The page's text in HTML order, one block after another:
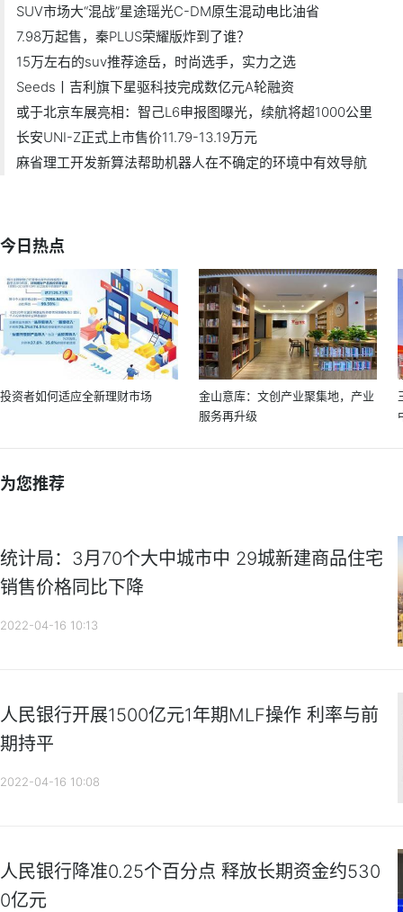
SUV市场大“混战”星途瑶光C-DM原生混动电比油省
7.98万起售，秦PLUS荣耀版炸到了谁？
15万左右的suv推荐途岳，时尚选手，实力之选
Seeds丨吉利旗下星驱科技完成数亿元A轮融资
或于北京车展亮相：智己L6申报图曝光，续航将超1000公里
长安UNI-Z正式上市售价11.79-13.19万元
麻省理工开发新算法帮助机器人在不确定的环境中有效导航
今日热点
投资者如何适应全新理财市场
金山意库：文创产业聚集地，产业
服务再升级
为您推荐
统计局：3月70个大中城市中 29城新建商品住宅
销售价格同比下降
2022-04-16 10:13
人民银行开展1500亿元1年期MLF操作 利率与前
期持平
2022-04-16 10:08
人民银行降准0.25个百分点 释放长期资金约530
0亿元